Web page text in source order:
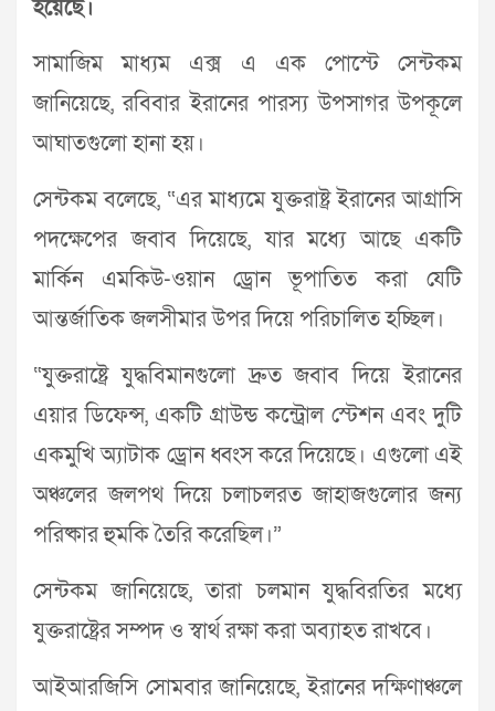
হয়েছে।
সামাজিম মাধ্যম এক্স এ এক পোস্টে সেন্টকম
জানিয়েছে, রবিবার ইরানের পারস্য উপসাগর উপকূলে
আঘাতগুলো হানা হয়।
সেন্টকম বলেছে, “এর মাধ্যমে যুক্তরাষ্ট্র ইরানের আগ্রাসি
পদক্ষেপের জবাব দিয়েছে, যার মধ্যে আছে একটি
মার্কিন এমকিউ-ওয়ান ড্রোন ভূপাতিত করা যেটি
আন্তর্জাতিক জলসীমার উপর দিয়ে পরিচালিত হচ্ছিল।
“যুক্তরাষ্ট্রে যুদ্ধবিমানগুলো দ্রুত জবাব দিয়ে ইরানের
এয়ার ডিফেন্স, একটি গ্রাউন্ড কন্ট্রোল স্টেশন এবং দুটি
একমুখি অ্যাটাক ড্রোন ধ্বংস করে দিয়েছে। এগুলো এই
অঞ্চলের জলপথ দিয়ে চলাচলরত জাহাজগুলোর জন্য
পরিষ্কার হুমকি তৈরি করেছিল।”
সেন্টকম জানিয়েছে, তারা চলমান যুদ্ধবিরতির মধ্যে
যুক্তরাষ্ট্রের সম্পদ ও স্বার্থ রক্ষা করা অব্যাহত রাখবে।
আইআরজিসি সোমবার জানিয়েছে, ইরানের দক্ষিণাঞ্চলে